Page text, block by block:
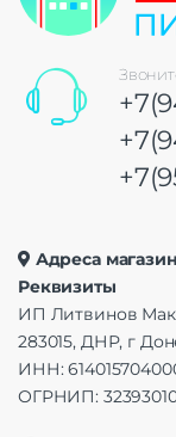
Адреса
Реквизиты
ИП Литвинов
283015, ДНР, г
ИНН:
ОГРНИП: